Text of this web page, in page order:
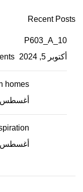
Recent Posts
P603_A_10
أكتوبر 5, 2024
homes
أغسطس 27, 2021
أغسطس 27, 2021